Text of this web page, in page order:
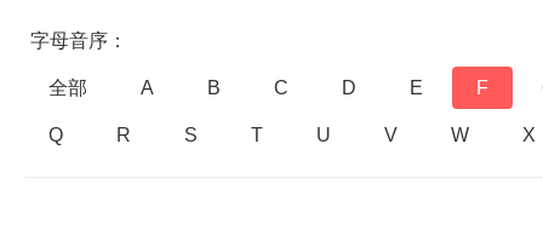
字母音序：
全部 A B C D E F
Q R S T U V W X